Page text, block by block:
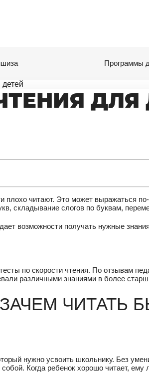
Программы
ДЛЯ
плохо читают. Это может выражаться
складывание слогов по буквам,
возможности получать нужные
по скорости чтения. По отзывам
различными знаниями в более
ЗАЧЕМ ЧИТАТЬ
нужно усвоить школьнику. Без
Когда ребенок хорошо читает, ему